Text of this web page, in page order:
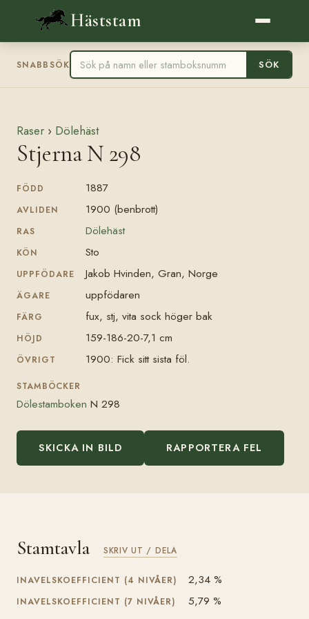
Häststam
SNABBSÖK SÖK
Raser › Dölehäst
Stjerna N 298
FÖDD 1887
AVLIDEN 1900 (benbrott)
RAS Dölehäst
KÖN Sto
UPPFÖDARE Jakob Hvinden, Gran, Norge
ÄGARE uppfödaren
FÄRG fux, stj, vita sock höger bak
HÖJD 159-186-20-7,1 cm
ÖVRIGT 1900: Fick sitt sista föl.
STAMBÖCKER
Dölestamboken N 298
SKICKA IN BILD RAPPORTERA FEL
Stamtavla SKRIV UT / DELA
INAVELSKOEFFICIENT (4 NIVÅER) 2,34 %
INAVELSKOEFFICIENT (7 NIVÅER) 5,79 %